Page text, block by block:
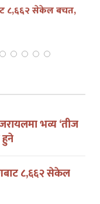
८,६६२ सेकेल बचत,
भव्य ‘तीज
८,६६२ सेकेल